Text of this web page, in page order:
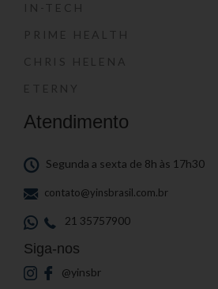
IN-TECH
PRIME HEALTH
CHRIS HELENA
ETERNY
Atendimento
Segunda a sexta de 8h às 17h30
contato@yinsbrasil.com.br
21 35757900
Siga-nos
@yinsbr